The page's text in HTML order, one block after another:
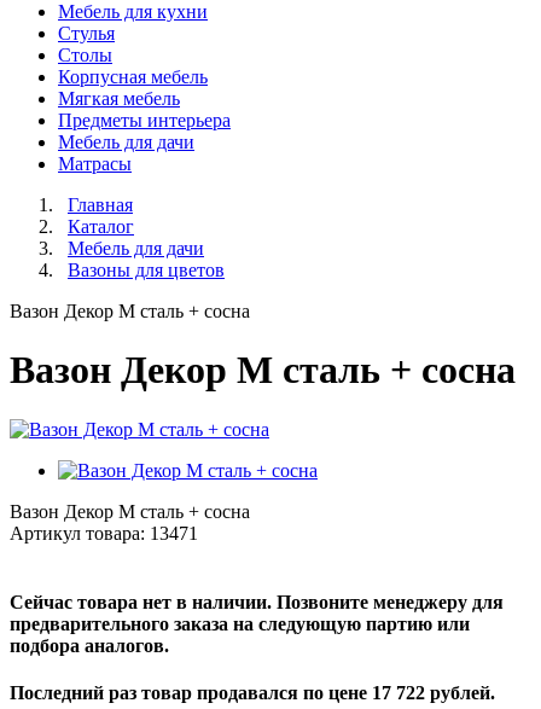
Мебель для кухни
Стулья
Столы
Корпусная мебель
Мягкая мебель
Предметы интерьера
Мебель для дачи
Матраcы
Главная
Каталог
Мебель для дачи
Вазоны для цветов
Вазон Декор M сталь + сосна
Вазон Декор M сталь + сосна
Вазон Декор M сталь + сосна
Артикул товара: 13471
Сейчас товара нет в наличии. Позвоните менеджеру для
предварительного заказа на следующую партию или
подбора аналогов.
Последний раз товар продавался по цене 17 722 рублей.